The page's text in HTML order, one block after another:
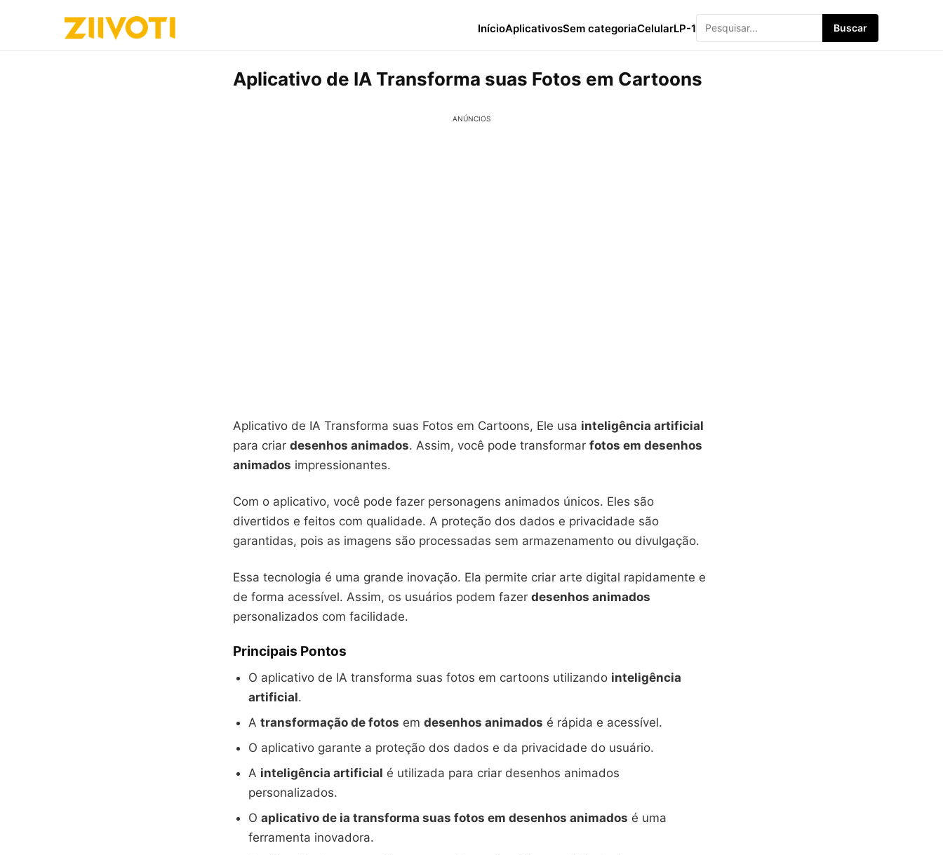
InícioAplicativosSem categoriaCelularLP-1 Buscar
Aplicativo de IA Transforma suas Fotos em Cartoons
ANÚNCIOS
Aplicativo de IA Transforma suas Fotos em Cartoons, Ele usa inteligência artificial
para criar desenhos animados. Assim, você pode transformar fotos em desenhos
animados impressionantes.
Com o aplicativo, você pode fazer personagens animados únicos. Eles são
divertidos e feitos com qualidade. A proteção dos dados e privacidade são
garantidas, pois as imagens são processadas sem armazenamento ou divulgação.
Essa tecnologia é uma grande inovação. Ela permite criar arte digital rapidamente e
de forma acessível. Assim, os usuários podem fazer desenhos animados
personalizados com facilidade.
Principais Pontos
O aplicativo de IA transforma suas fotos em cartoons utilizando inteligência
artificial.
A transformação de fotos em desenhos animados é rápida e acessível.
O aplicativo garante a proteção dos dados e da privacidade do usuário.
A inteligência artificial é utilizada para criar desenhos animados
personalizados.
O aplicativo de ia transforma suas fotos em desenhos animados é uma
ferramenta inovadora.